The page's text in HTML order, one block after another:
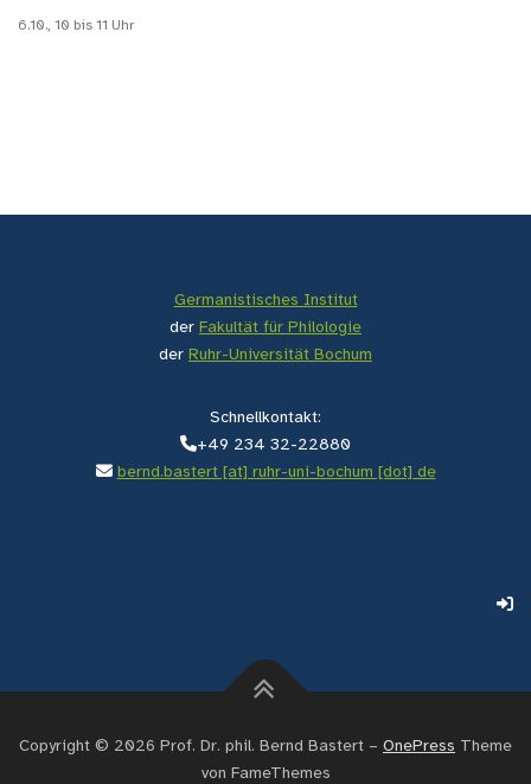
6.10., 10 bis 11 Uhr
Germanistisches Institut
der Fakultät für Philologie
der Ruhr-Universität Bochum
Schnellkontakt:
+49 234 32-22880
bernd.bastert [at] ruhr-uni-bochum [dot] de
Copyright © 2026 Prof. Dr. phil. Bernd Bastert – OnePress Theme
von FameThemes